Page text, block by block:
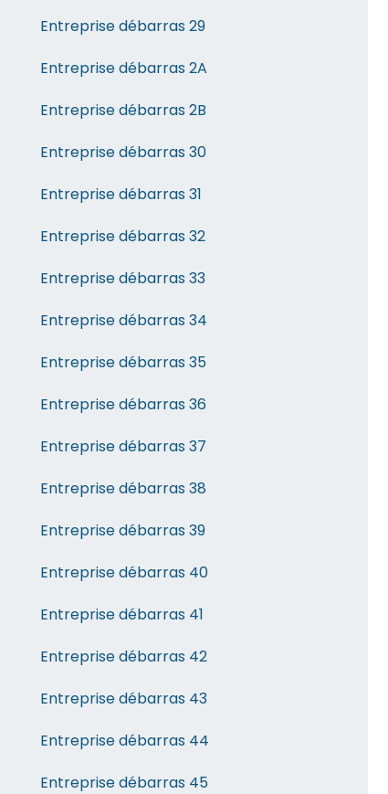
Entreprise débarras 29
Entreprise débarras 2A
Entreprise débarras 2B
Entreprise débarras 30
Entreprise débarras 31
Entreprise débarras 32
Entreprise débarras 33
Entreprise débarras 34
Entreprise débarras 35
Entreprise débarras 36
Entreprise débarras 37
Entreprise débarras 38
Entreprise débarras 39
Entreprise débarras 40
Entreprise débarras 41
Entreprise débarras 42
Entreprise débarras 43
Entreprise débarras 44
Entreprise débarras 45